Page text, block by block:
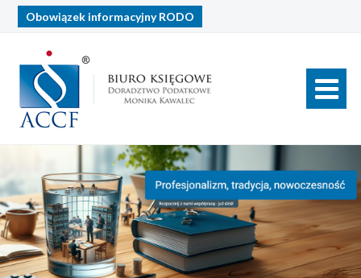
Obowiązek informacyjnyRODO